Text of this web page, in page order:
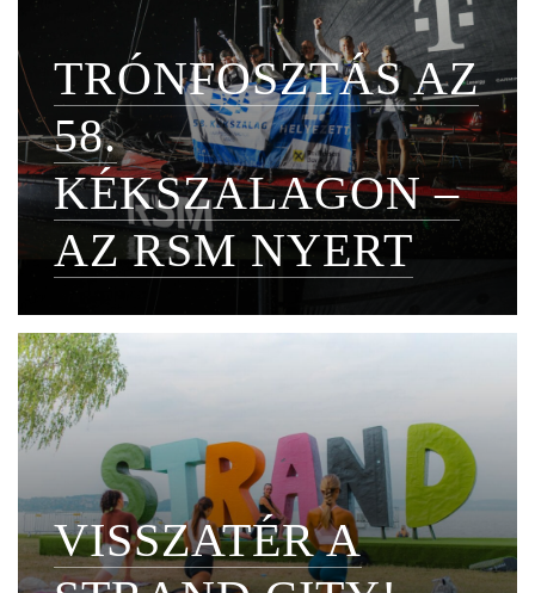
TRÓNFOSZTÁS AZ
58.
KÉKSZALAGON –
AZ RSM NYERT
VISSZATÉR A